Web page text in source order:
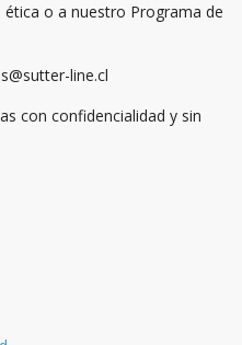
o a nuestro Programa de
line.cl
con confidencialidad y sin